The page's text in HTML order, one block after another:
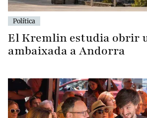
Política
El Kremlin estudia obrir
ambaixada a Andorra